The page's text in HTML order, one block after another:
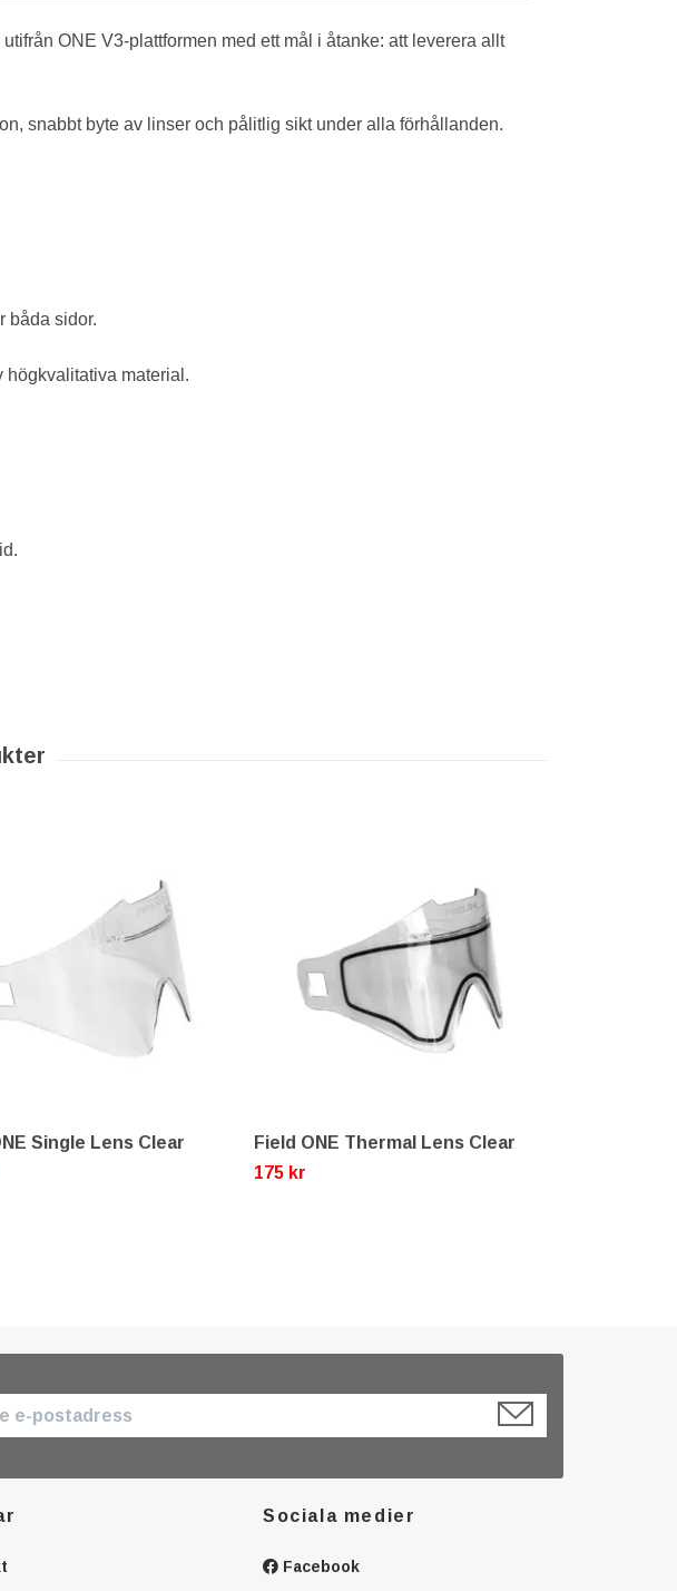
ONE V3-plattformen med ett mål i åtanke: att leverera allt
snabbt byte av linser och pålitlig sikt under alla förhållanden.
båda sidor.
högkvalitativa material.
Single Lens Clear
Field ONE Thermal Lens Clear
175 kr
Sociala medier
Facebook